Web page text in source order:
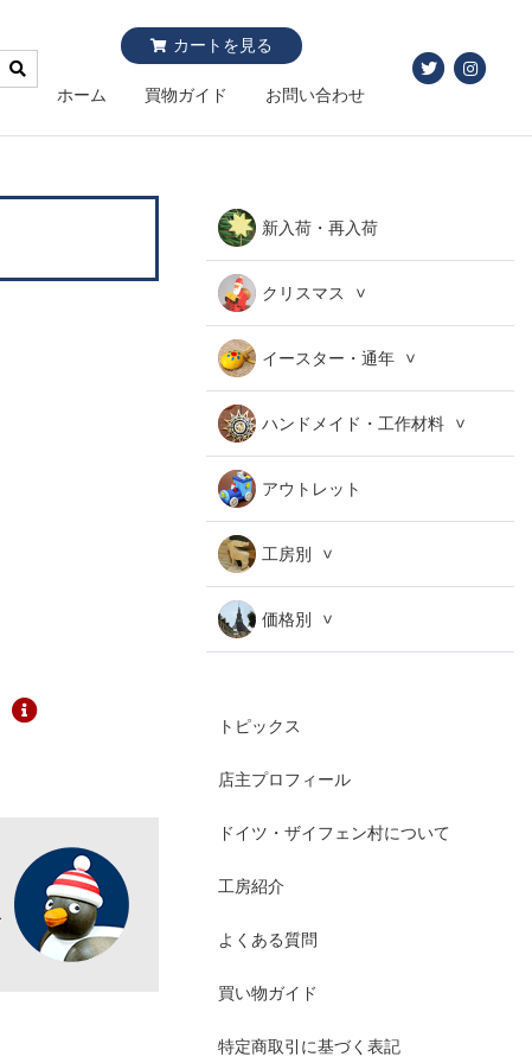
カートを見る
ホーム 買物ガイド お問い合わせ
新入荷・再入荷
クリスマス
イースター・通年
ハンドメイド・工作材料
アウトレット
工房別
価格別
トピックス
店主プロフィール
ドイツ・ザイフェン村について
工房紹介
よくある質問
買い物ガイド
特定商取引に基づく表記